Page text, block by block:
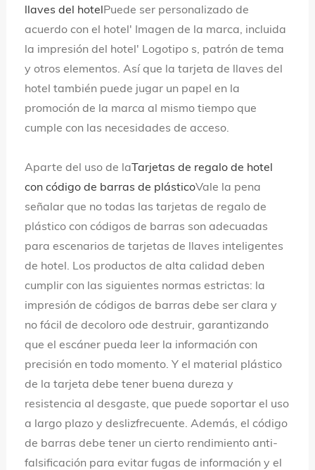
llaves del hotelPuede ser personalizado de
acuerdo con el hotel' Imagen de la marca, incluida
la impresión del hotel' Logotipo s, patrón de tema
y otros elementos. Así que la tarjeta de llaves del
hotel también puede jugar un papel en la
promoción de la marca al mismo tiempo que
cumple con las necesidades de acceso.
Aparte del uso de laTarjetas de regalo de hotel
con código de barras de plásticoVale la pena
señalar que no todas las tarjetas de regalo de
plástico con códigos de barras son adecuadas
para escenarios de tarjetas de llaves inteligentes
de hotel. Los productos de alta calidad deben
cumplir con las siguientes normas estrictas: la
impresión de códigos de barras debe ser clara y
no fácil de decoloro ode destruir, garantizando
que el escáner pueda leer la información con
precisión en todo momento. Y el material plástico
de la tarjeta debe tener buena dureza y
resistencia al desgaste, que puede soportar el uso
a largo plazo y deslizfrecuente. Además, el código
de barras debe tener un cierto rendimiento anti-
falsificación para evitar fugas de información y el